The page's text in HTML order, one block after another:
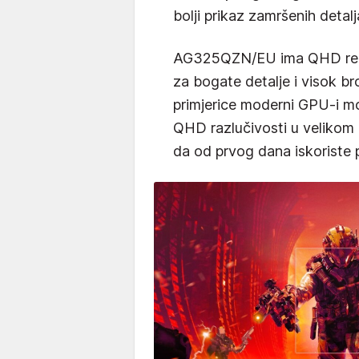
bolji prikaz zamršenih
AG325QZN/EU ima QHD
za bogate detalje i visok
primjerice moderni GPU-i
QHD razlučivosti u
da od prvog dana iskoriste